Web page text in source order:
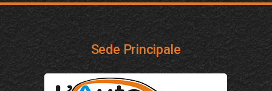
Sede Principale